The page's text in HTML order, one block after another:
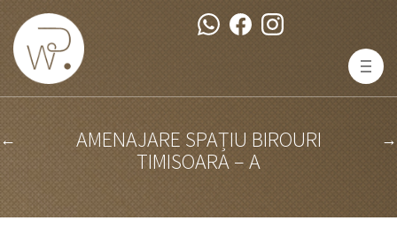
← →
AMENAJARE SPAȚIU BIROURI
TIMISOARA – A